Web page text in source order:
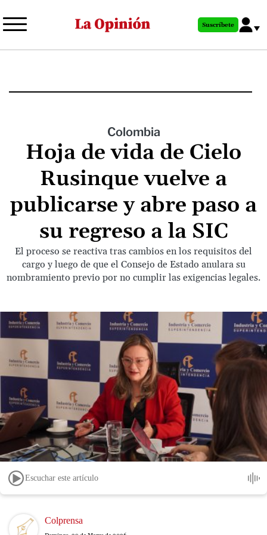
al
principal
Suscríbete
Colombia
Hoja de vida de Cielo
Rusinque vuelve a
publicarse y abre paso a
su regreso a la SIC
El proceso se reactiva tras cambios en los requisitos del
cargo y luego de que el Consejo de Estado anulara su
nombramiento previo por no cumplir las exigencias legales.
Escuchar este artículo
Image Colprensa